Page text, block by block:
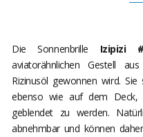
Die Sonnenbrille Izipizi
aviatorähnlichen Gestell
Rizinusöl gewonnen wird.
ebenso wie auf dem Deck,
geblendet zu werden.
abnehmbar und können